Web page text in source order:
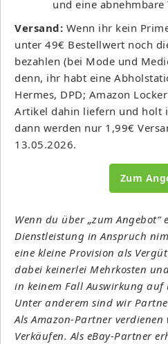
und eine abnehmbare
Versand: Wenn ihr kein
unter 49€ Bestellwert noch
bezahlen (bei Mode und
denn, ihr habt eine
Hermes, DPD; Amazon
Artikel dahin liefern und holt
dann werden nur 1,99€
13.05.2026.
Zum
Wenn du über „zum
Dienstleistung in Anspruch
eine kleine Provision als
dabei keinerlei Mehrkosten
in keinem Fall Auswirkung auf
Unter anderem sind wir
Als Amazon-Partner
Verkäufen. Als eBay-Partner